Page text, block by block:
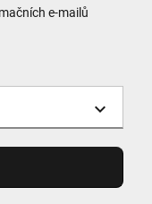
Ruční
e-mailů